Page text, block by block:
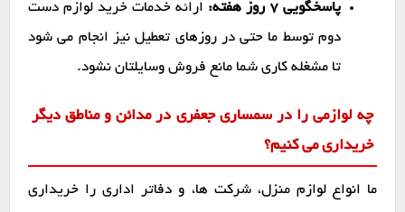
پاسخگویی ۷ روز هفته:
ارائه خدمات خرید لوازم دست
دوم توسط ما حتی در روزهای تعطیل نیز انجام می شود
تا مشغله کاری شما مانع فروش وسایلتان نشود.
چه لوازمی را در سمساری جعفری در مدائن و مناطق دیگر
خریداری می کنیم؟
ما انواع لوازم منزل، شرکت ها، و دفاتر اداری را خریداری